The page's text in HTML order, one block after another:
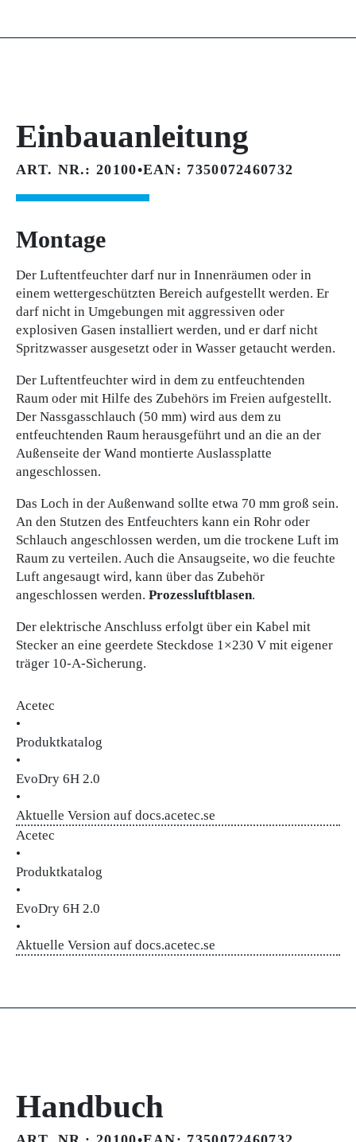
Einbauanleitung
ART. NR.: 20100•EAN: 7350072460732
Montage
Der Luftentfeuchter darf nur in Innenräumen oder in
einem wettergeschützten Bereich aufgestellt werden. Er
darf nicht in Umgebungen mit aggressiven oder
explosiven Gasen installiert werden, und er darf nicht
Spritzwasser ausgesetzt oder in Wasser getaucht werden.
Der Luftentfeuchter wird in dem zu entfeuchtenden
Raum oder mit Hilfe des Zubehörs im Freien aufgestellt.
Der Nassgasschlauch (50 mm) wird aus dem zu
entfeuchtenden Raum herausgeführt und an die an der
Außenseite der Wand montierte Auslassplatte
angeschlossen.
Das Loch in der Außenwand sollte etwa 70 mm groß sein.
An den Stutzen des Entfeuchters kann ein Rohr oder
Schlauch angeschlossen werden, um die trockene Luft im
Raum zu verteilen. Auch die Ansaugseite, wo die feuchte
Luft angesaugt wird, kann über das Zubehör
angeschlossen werden. Prozessluftblasen.
Der elektrische Anschluss erfolgt über ein Kabel mit
Stecker an eine geerdete Steckdose 1×230 V mit eigener
träger 10-A-Sicherung.
Acetec
•
Produktkatalog
•
EvoDry 6H 2.0
•
Aktuelle Version auf docs.acetec.se
Acetec
•
Produktkatalog
•
EvoDry 6H 2.0
•
Aktuelle Version auf docs.acetec.se
Handbuch